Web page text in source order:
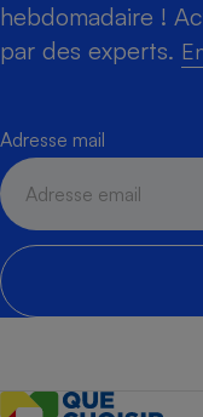
hebdomadaire !
par des experts.
Adresse mail